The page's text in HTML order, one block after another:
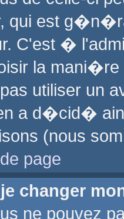
qui est
C'est �
la
utiliser un
a d�cid�
(nous
page
changer
ne pouvez